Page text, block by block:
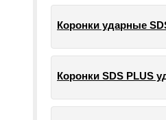
Коронки ударные
Коронки SDS PLUS